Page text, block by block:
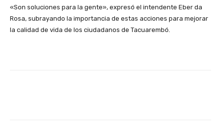
«Son soluciones para la gente», expresó el intendente Eber da
Rosa, subrayando la importancia de estas acciones para mejorar
la calidad de vida de los ciudadanos de Tacuarembó.